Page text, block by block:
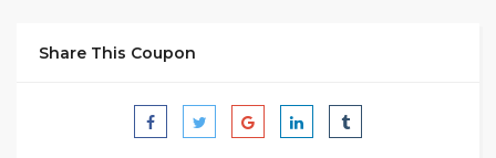
Share This Coupon